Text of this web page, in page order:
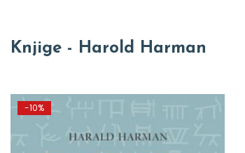
Knjige - Harold Harman
-10%